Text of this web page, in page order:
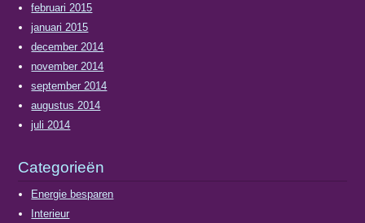
februari 2015
januari 2015
december 2014
november 2014
september 2014
augustus 2014
juli 2014
Categorieën
Energie besparen
Interieur